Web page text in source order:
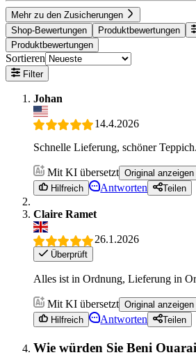
Mehr zu den Zusicherungen
Shop-Bewertungen
Produktbewertungen
Produktbewertungen
Sortieren
Filter
Johan
14.4.2026
Schnelle Lieferung, schöner Teppich.
Mit KI übersetzt Original anzeigen
Hilfreich
Antworten Teilen
Claire Ramet
26.1.2026
Überprüft
Alles ist in Ordnung, Lieferung in
Mit KI übersetzt Original anzeigen
Hilfreich
Antworten Teilen
Wie würden Sie Beni